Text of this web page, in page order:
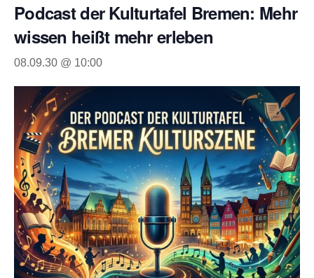
Podcast der Kulturtafel Bremen: Mehr
wissen heißt mehr erleben
08.09.30 @ 10:00